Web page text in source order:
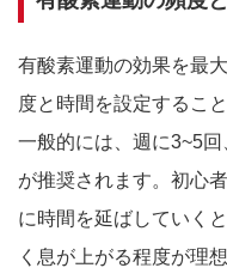
有酸素運動の効果を最
度と時間を設定するこ
一般的には、週に3~5
が推奨されます。初心
に時間を延ばしていく
く息が上がる程度が理